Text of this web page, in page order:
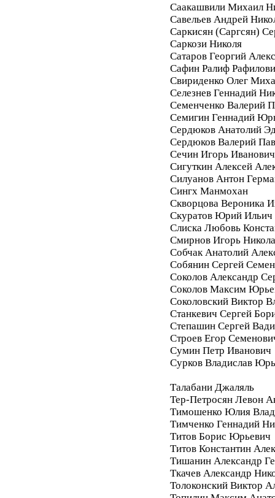
Саакашвили Михаил
Савельев Андрей
Саркисян (Саргсян)
Саркози Николя
Сатаров Георгий
Сафин Ралиф
Свириденко Олег
Селезнев Геннадий
Семенченко Валерий
Семигин Геннадий
Сердюков Анатолий
Сердюков Валерий
Сечин Игорь Иванович
Сигуткин Алексей
Силуанов Антон
Сингх Манмохан
Скворцова Вероника
Скуратов Юрий Ильич
Слиска Любовь
Смирнов Игорь
Собчак Анатолий
Собянин Сергей
Соколов Александр
Соколов Максим
Соколовский Виктор
Станкевич Сергей
Степашин Сергей
Строев Егор
Сумин Петр Иванович
Сурков Владислав
Талабани Джаляль
Тер-Петросян Левон
Тимошенко Юлия
Тимченко Геннадий
Титов Борис Юрьевич
Титов Константин
Тишанин Александр
Ткачев Александр
Толоконский Виктор